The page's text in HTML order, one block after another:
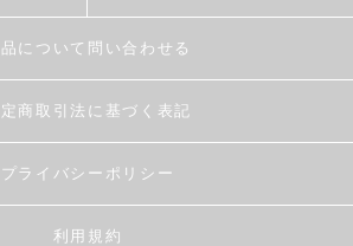
について問い合わせる
商取引法に基づく表記
プライバシーポリシー
利用規約